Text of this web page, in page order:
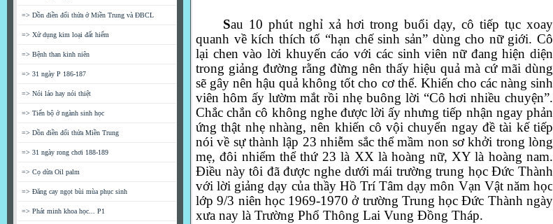
=> Dồn điền đổi thửa ở Miền Trung và ĐBCL
=> Xử dụng kim loại đất hiếm
=> Bệnh than kinh niên
=> 31 ngày P 186-187
=> Nói láo hay nói thiệt
=> Tiến bộ ở ngành sinh học
=> Dồn điền đổi thửa Miền Trung
=> 31 ngày rong chơi 188-189
=> Cọ dừa Oil palm
=> Đăng cay ngọt bùi mùa phục sinh
=> Phát minh khoa học... P1
Sau 10 phút nghỉ xả hơi trong buổi dạy, cô tiếp tục xoay
quanh về kích thích tố “hạn chế sinh sản” dùng cho nữ giới. Cô
lại chen vào lời khuyến cáo với các sinh viên nữ đang hiện diện
trong giảng đường rằng đừng nên thấy hiệu quả mà cứ mãi dùng
sẽ gây nên hậu quả không tốt cho cơ thể. Khiến cho các nàng sinh
viên hôm ấy lườm mắt rồi nhẹ buông lời “Cô hơi nhiều chuyện”.
Chắc chắn cô không nghe được lời ấy nhưng tiếp nhận ngay phản
ứng thật nhẹ nhàng, nên khiến cô vội chuyển ngay đề tài kế tiếp
nói về sự thành lập 23 nhiễm sắc thể mầm non sơ khởi trong lòng
mẹ, đôi nhiểm thể thứ 23 là XX là hoàng nữ, XY là hoàng nam.
Điều này tôi đã được nghe dưới mái trường trung học Đức Thành
với lời giảng dạy của thầy Hồ Trí Tâm dạy môn Vạn Vật năm học
lớp 9/3 niên học 1969-1970 ở trường Trung học Đức Thành ngày
xưa nay là Trường Phổ Thông Lai Vung Đồng Tháp.